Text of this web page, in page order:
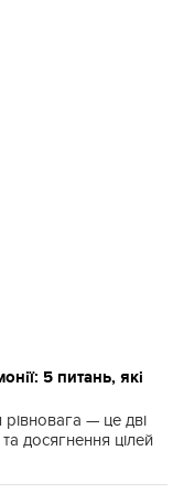
5 питань, які
рівновага — це дві
досягнення цілей